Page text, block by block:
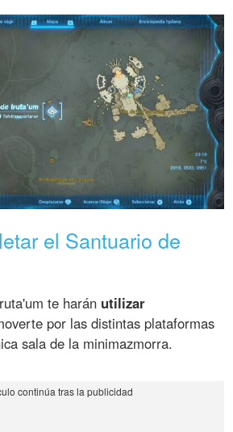
el Santuario de
te harán utilizar
por las distintas plataformas
sala de la minimazmorra.